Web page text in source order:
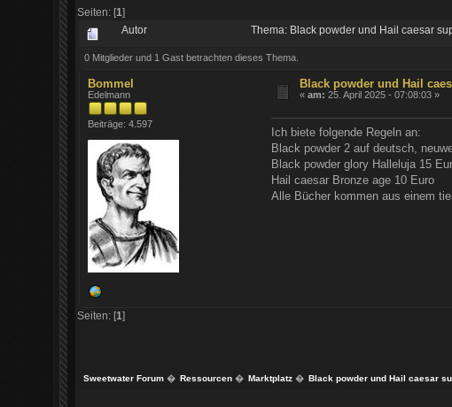
Seiten: [1]
Autor Thema: Black powder und Hail caesar
0 Mitglieder und 1 Gast betrachten dieses Thema.
Bommel
Edelmann
Beiträge: 4.597
Black powder und Hail
«am: 25. April 2025 - 07:08:03 »
Ich biete folgende Regeln an:
Black powder 2 auf deutsch,
Black powder glory Halleluja 15
Hail caesar Bronze age 10 Euro
Alle Bücher kommen aus einem
Seiten: [1]
Sweetwater Forum� Ressourcen� Marktplatz� Black powder und Hail caesar